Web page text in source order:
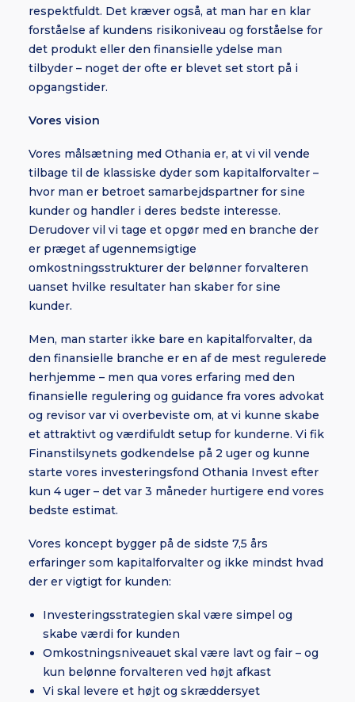
respektfuldt. Det kræver også, at man har en klar
forståelse af kundens risikoniveau og forståelse for
det produkt eller den finansielle ydelse man
tilbyder – noget der ofte er blevet set stort på i
opgangstider.
Vores vision
Vores målsætning med Othania er, at vi vil vende
tilbage til de klassiske dyder som kapitalforvalter –
hvor man er betroet samarbejdspartner for sine
kunder og handler i deres bedste interesse.
Derudover vil vi tage et opgør med en branche der
er præget af ugennemsigtige
omkostningsstrukturer der belønner forvalteren
uanset hvilke resultater han skaber for sine
kunder.
Men, man starter ikke bare en kapitalforvalter, da
den finansielle branche er en af de mest regulerede
herhjemme – men qua vores erfaring med den
finansielle regulering og guidance fra vores advokat
og revisor var vi overbeviste om, at vi kunne skabe
et attraktivt og værdifuldt setup for kunderne. Vi fik
Finanstilsynets godkendelse på 2 uger og kunne
starte vores investeringsfond Othania Invest efter
kun 4 uger – det var 3 måneder hurtigere end vores
bedste estimat.
Vores koncept bygger på de sidste 7,5 års
erfaringer som kapitalforvalter og ikke mindst hvad
der er vigtigt for kunden:
Investeringsstrategien skal være simpel og
skabe værdi for kunden
Omkostningsniveauet skal være lavt og fair – og
kun belønne forvalteren ved højt afkast
Vi skal levere et højt og skræddersyet